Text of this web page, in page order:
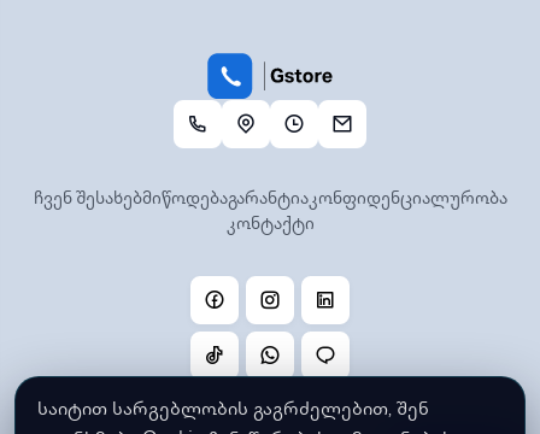
ჩვენ შესახებმიწოდებაგარანტიაკონფიდენციალურობა
კონტაქტი
საიტით სარგებლობის გაგრძელებით, შენ